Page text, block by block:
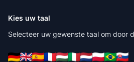
Kies uw taal
Selecteer uw gewenste taal om door